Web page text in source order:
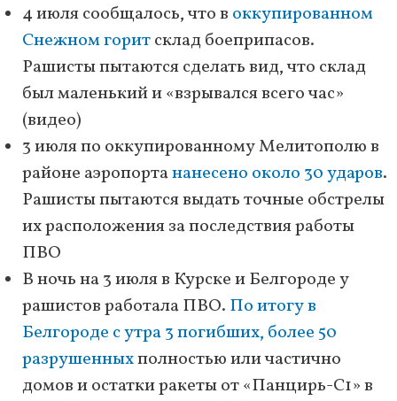
4 июля сообщалось, что в оккупированном
Снежном горитсклад боеприпасов.
Рашисты пытаются сделать вид, что склад
был маленький и «взрывался всего час»
(видео)
3 июля по оккупированному Мелитополю в
районе аэропортананесено около 30 ударов.
Рашисты пытаются выдать точные обстрелы
их расположения за последствия работы
ПВО
В ночь на 3 июля в Курске и Белгороде у
рашистов работала ПВО. По итогу в
Белгороде с утра 3 погибших, более 50
разрушенныхполностью или частично
домов и остатки ракеты от «Панцирь-С1» в